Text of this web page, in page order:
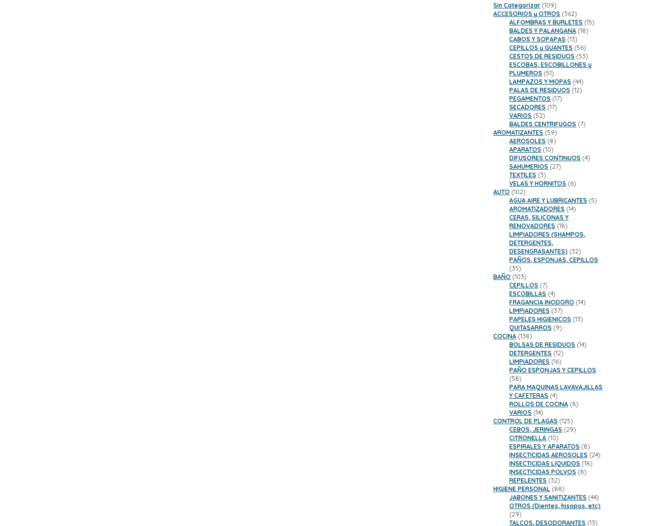
Sin Categorizar 109109
productos
ACCESORIOS y OTROS 362362
productos
ALFOMBRAS Y BURLETES 1515
BALDES Y PALANGANA 1818
CABOS Y SOPAPAS 1313
productos
CEPILLOS y GUANTES 5656
productos
CESTOS DE RESIDUOS 5353
productos
ESCOBAS, ESCOBILLONES y
PLUMEROS 5151
productos
LAMPAZOS Y MOPAS 4444
productos
PALAS DE RESIDUOS 1212
PEGAMENTOS 1717
SECADORES 1717
VARIOS 5252
productos
BALDES CENTRIFUGOS 77
AROMATIZANTES 5959
productos
AEROSOLES 88
APARATOS 1010
productos
DIFUSORES CONTINUOS 44
SAHUMERIOS 2727
TEXTILES 33
productos
VELAS Y HORNITOS 66
AUTO 102102
productos
AGUA AIRE Y LUBRICANTES 55
AROMATIZADORES 1414
CERAS, SILICONAS Y
RENOVADORES 1818
productos
LIMPIADORES (SHAMPOS,
DETERGENTES,
DESENGRASANTES) 3232
productos
PAÑOS, ESPONJAS, CEPILLOS
3535
productos
BAÑO 103103
productos
CEPILLOS 77
productos
ESCOBILLAS 44
productos
FRAGANCIA INODORO 1414
LIMPIADORES 3737
productos
PAPELES HIGIENICOS 1313
QUITASARROS 99
COCINA 138138
productos
BOLSAS DE RESIDUOS 1414
DETERGENTES 1212
productos
LIMPIADORES 1616
productos
PAÑO ESPONJAS Y CEPILLOS
5858
productos
PARA MAQUINAS LAVAVAJILLAS
Y CAFETERAS 44
productos
ROLLOS DE COCINA 88
VARIOS 1414
productos
CONTROL DE PLAGAS 125125
productos
CEBOS, JERINGAS 2929
CITRONELLA 1010
productos
ESPIRALES Y APARATOS 88
productos
INSECTICIDAS AEROSOLES 2424
INSECTICIDAS LIQUIDOS 1818
INSECTICIDAS POLVOS 88
REPELENTES 3232
productos
HIGIENE PERSONAL 8888
productos
JABONES Y SANITIZANTES 4444
productos
OTROS (Dientes, hisopos, etc)
2929
productos
TALCOS, DESODORANTES 1313